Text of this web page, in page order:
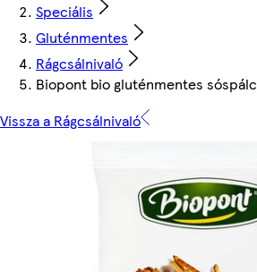
Speciális
Gluténmentes
Rágcsálnivaló
Biopont bio gluténmentes
Vissza a Rágcsálnivaló